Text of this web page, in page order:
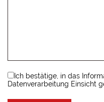
Ich bestätige, in das
Datenverarbeitung Einsicht